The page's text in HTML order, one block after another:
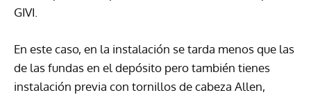
GIVI
En este caso, en la instalación se tarda menos que las
de las fundas en el depósito pero también tienes
instalación previa con tornillos de cabeza Allen,